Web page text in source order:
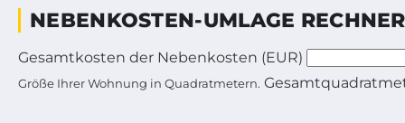
NEBENKOSTEN-UMLAGE RECHNER
Gesamtkosten der Nebenkosten (EUR)
Größe Ihrer Wohnung in Quadratmetern.